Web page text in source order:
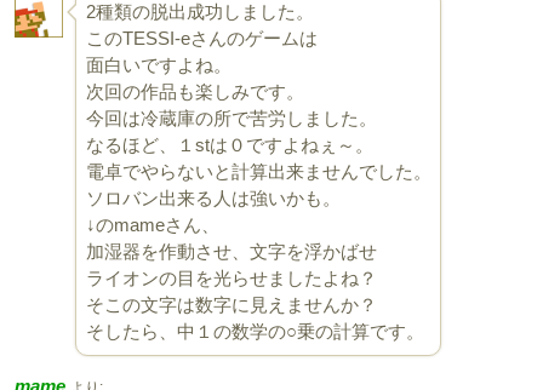
2種類の脱出成功しました。
このTESSI-eさんのゲームは
面白いですよね。
次回の作品も楽しみです。
今回は冷蔵庫の所で苦労しました。
なるほど、１stは０ですよねぇ～。
電卓でやらないと計算出来ませんでした。
ソロバン出来る人は強いかも。
↓のmameさん、
加湿器を作動させ、文字を浮かばせ
ライオンの目を光らせましたよね？
そこの文字は数字に見えませんか？
そしたら、中１の数学の○乗の計算です。